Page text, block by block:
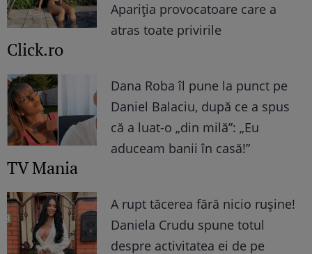
Apariția provocatoare care a
atras toate privirile
Click.ro
Dana Roba îl pune la punct pe
Daniel Balaciu, după ce a spus
că a luat-o „din milă”: „Eu
aduceam banii în casă!”
TV Mania
A rupt tăcerea fără nicio rușine!
Daniela Crudu spune totul
despre activitatea ei de pe